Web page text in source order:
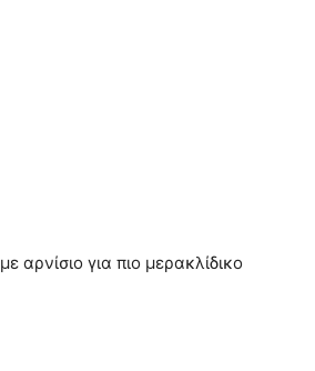
αρνίσιο για πιο μερακλίδικο